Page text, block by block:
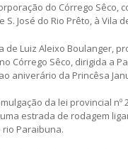
do Córrego Sêco,
S. José do Rio Prêto, à Vila
de Luiz Aleixo Boulanger,
Córrego Sêco, dirigida a
aniverário da Princêsa
da lei provincial
estrada de rodagem
Paraibuna.